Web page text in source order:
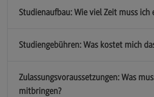
Berufsperspektiven
Digitalisierung in der Sozialen Arbeit
Modulangebot
Studienaufbau: Wie viel Zeit muss ich
Studiengebühren: Was kostet mich
Zulassungsvoraussetzungen: Was
mitbringen?